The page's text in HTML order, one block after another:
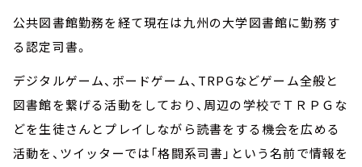
公共図書館勤務を経て現在は九州の大学図書館に勤務す
る認定司書。
デジタルゲーム、ボードゲーム、TRPGなどゲーム全般と
図書館を繋げる活動をしており、周辺の学校でＴＲＰＧな
どを生徒さんとプレイしながら読書をする機会を広める
活動を、ツイッターでは「格闘系司書」という名前で情報を